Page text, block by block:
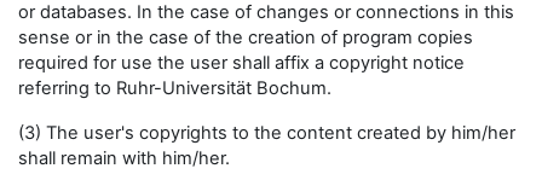
or databases. In the case of changes or connections in this
sense or in the case of the creation of program copies
required for use the user shall affix a copyright notice
referring to Ruhr-Universität Bochum.
(3) The user's copyrights to the content created by him/her
shall remain with him/her.